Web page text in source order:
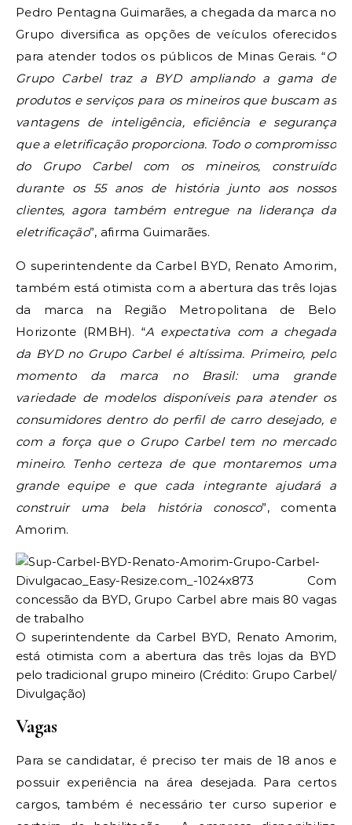
Pedro Pentagna Guimarães, a chegada da marca no
Grupo diversifica as opções de veículos oferecidos
para atender todos os públicos de Minas Gerais. “O
Grupo Carbel traz a BYD ampliando a gama de
produtos e serviços para os mineiros que buscam as
vantagens de inteligência, eficiência e segurança
que a eletrificação proporciona. Todo o compromisso
do Grupo Carbel com os mineiros, construído
durante os 55 anos de história junto aos nossos
clientes, agora também entregue na liderança da
eletrificação”, afirma Guimarães.
O superintendente da Carbel BYD, Renato Amorim,
também está otimista com a abertura das três lojas
da marca na Região Metropolitana de Belo
Horizonte (RMBH). “A expectativa com a chegada
da BYD no Grupo Carbel é altíssima. Primeiro, pelo
momento da marca no Brasil: uma grande
variedade de modelos disponíveis para atender os
consumidores dentro do perfil de carro desejado, e
com a força que o Grupo Carbel tem no mercado
mineiro. Tenho certeza de que montaremos uma
grande equipe e que cada integrante ajudará a
construir uma bela história conosco”, comenta
Amorim.
O superintendente da Carbel BYD, Renato Amorim,
está otimista com a abertura das três lojas da BYD
pelo tradicional grupo mineiro (Crédito: Grupo Carbel/
Divulgação)
Vagas
Para se candidatar, é preciso ter mais de 18 anos e
possuir experiência na área desejada. Para certos
cargos, também é necessário ter curso superior e